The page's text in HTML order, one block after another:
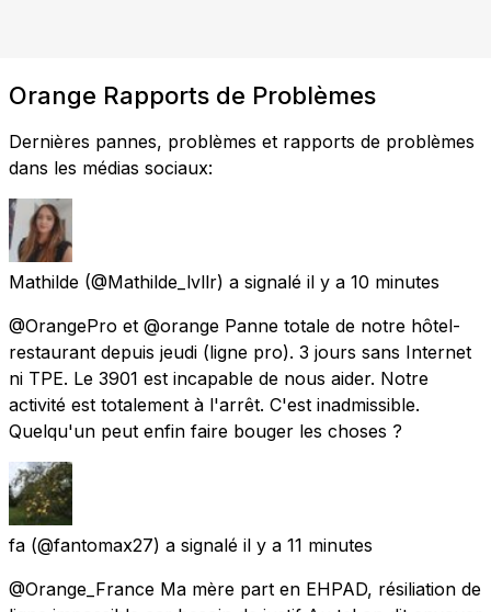
Orange Rapports de Problèmes
Dernières pannes, problèmes et rapports de problèmes
dans les médias sociaux:
Mathilde (@Mathilde_lvllr) a signalé il y a 10 minutes
@OrangePro et @orange Panne totale de notre hôtel-
restaurant depuis jeudi (ligne pro). 3 jours sans Internet
ni TPE. Le 3901 est incapable de nous aider. Notre
activité est totalement à l'arrêt. C'est inadmissible.
Quelqu'un peut enfin faire bouger les choses ?
fa (@fantomax27) a signalé il y a 11 minutes
@Orange_France Ma mère part en EHPAD, résiliation de